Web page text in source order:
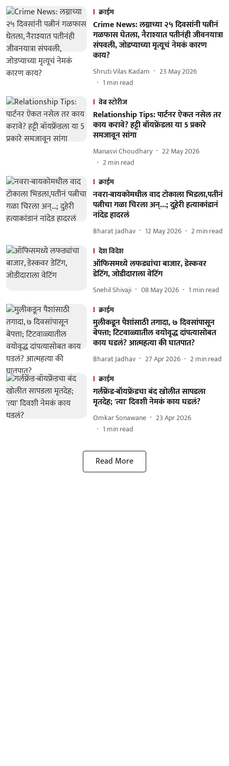
क्राईम
Crime News: लग्नाच्या २५ दिवसांनी पत्नीनं
गळफास घेतला, नैराश्यात पतीनंही जीवनयात्रा
संपवली, जोडप्याच्या मृत्यूचं नेमकं कारण
काय?
Shruti Vilas Kadam
23 May 2026
1 min read
वेब स्टोरीज
Relationship Tips: पार्टनर ऐकत नसेल तर
काय करावे? हट्टी बॉयफ्रेंडला या 5 प्रकारे
समजावून सांगा
Manasvi Choudhary
22 May 2026
2min read
क्राईम
नवरा-बायकोमधील वाद टोकाला भिडला,पतीनं
पत्नीचा गळा चिरला अन्...; दुहेरी हत्याकांडानं
नांदेड हादरलं
Bharat Jadhav 12 May 2026 2min read
देश विदेश
ऑफिसमध्ये लफड्यांचा बाजार, डेस्कवर
डेटिंग, जोडीदाराला वेटिंग
Snehil Shivaji 08 May 2026 1 min read
क्राईम
मुलीकडून पैशांसाठी तगादा, ७ दिवसांपासून
बेपत्ता; टिटवाळ्यातील वयोवृद्ध दांपत्यासोबत
काय घडलं? आत्महत्या की घातपात?
Bharat Jadhav 27 Apr 2026 2min read
क्राईम
गर्लफ्रेंड-बॉयफ्रेंडचा बंद खोलीत सापडला
मृतदेह; 'त्या' दिवशी नेमकं काय घडलं?
Omkar Sonawane
23 Apr 2026
1 min read
Read More